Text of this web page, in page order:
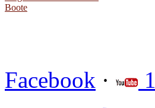
Boote
Facebook ·